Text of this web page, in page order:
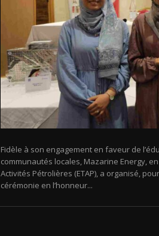
Fidèle à son engagement en faveur de
communautés locales, Mazarine Energy,
Activités Pétrolières (ETAP), a organisé,
cérémonie en l’honneur...